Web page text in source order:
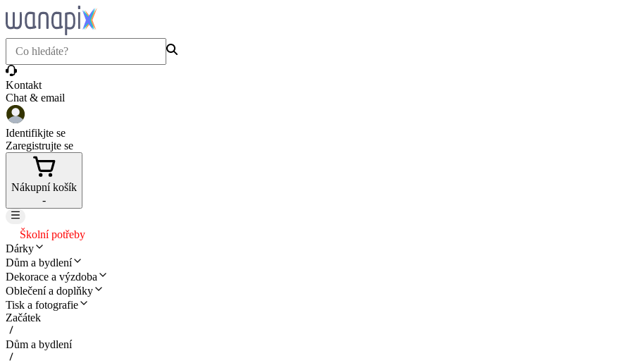
Kontakt
Chat & email
Identifikjte se
Zaregistrujte se
Nákupní košík
-
Školní potřeby
Dárky
Dům a bydlení
Dekorace a výzdoba
Oblečení a doplňky
Tisk a fotografie
Začátek
Dům a bydlení